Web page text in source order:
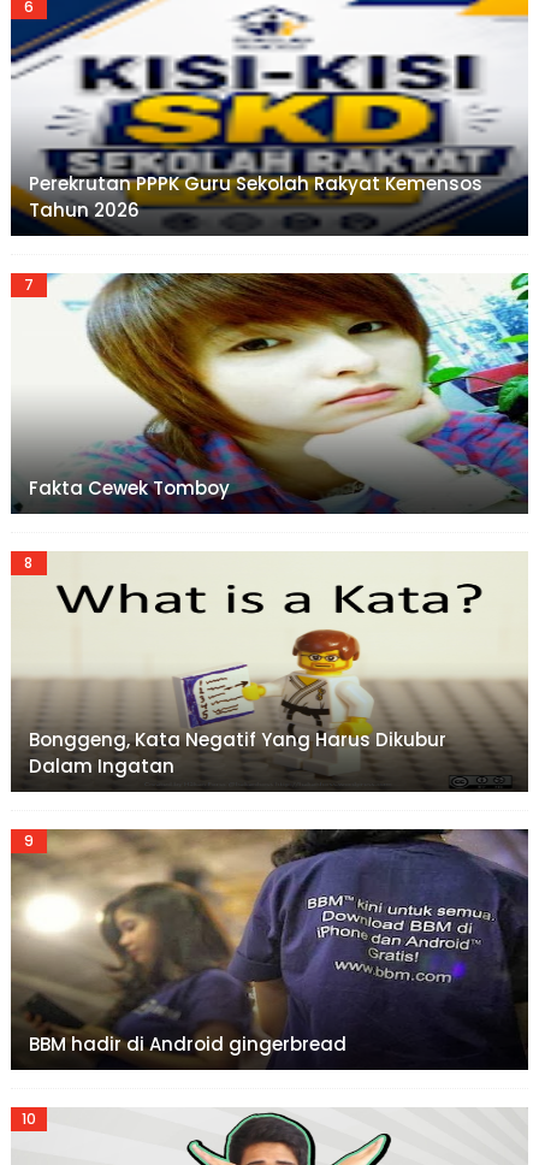
Perekrutan PPPK Guru Sekolah Rakyat Kemensos
Tahun 2026
Fakta Cewek Tomboy
Bonggeng, Kata Negatif Yang Harus Dikubur
Dalam Ingatan
BBM hadir di Android gingerbread